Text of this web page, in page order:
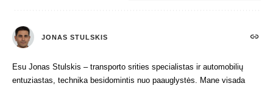
JONAS STULSKIS
Esu Jonas Stulskis – transporto srities specialistas ir automobilių
entuziastas, technika besidomintis nuo paauglystės. Mane visada